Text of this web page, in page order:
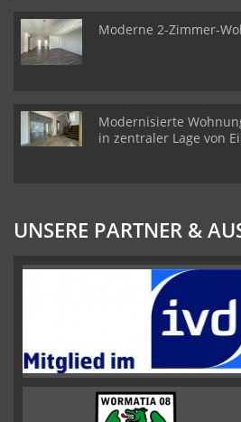
Moderne 2-Zimmer-
Modernisierte
in zentraler Lage von
UNSERE PARTNER &